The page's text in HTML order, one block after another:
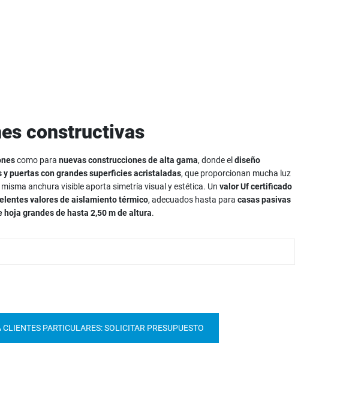
constructivas
como para nuevas construcciones de alta gama, donde el diseño
y puertas con grandes superficies acristaladas, que proporcionan mucha luz
anchura visible aporta simetría visual y estética. Un valor Uf certificado
valores de aislamiento térmico, adecuados hasta para casas pasivas
hoja grandes de hasta 2,50 m de altura.
CLIENTES PARTICULARES: SOLICITAR PRESUPUESTO